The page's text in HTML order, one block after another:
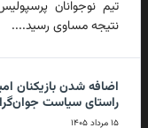
تیم نوجوانان
نتیجه مساوی رسید....
اضافه شدن بازیکنان
راستای سیاست
۱۵ مرداد ۱۴۰۵